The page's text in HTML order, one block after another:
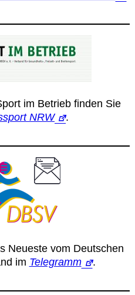
im Betrieb finden Sie
NRW .
Neueste vom Deutschen
im Telegramm .